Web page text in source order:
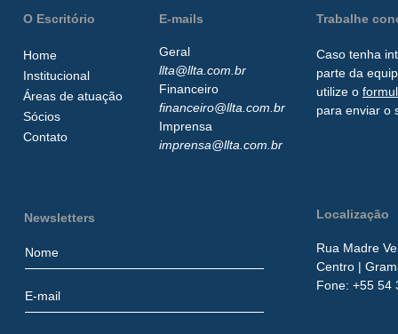
O Escritório
Home
Institucional
Áreas de atuação
Sócios
Contato
E-mails
Geral
llta@llta.com.br
Financeiro
financeiro@llta.com.br
Imprensa
imprensa@llta.com.br
Trabalhe
Caso tenha
parte da
utilize o
para enviar o
Newsletters Localização
Rua Madre
Centro |
​Fone: +55 54